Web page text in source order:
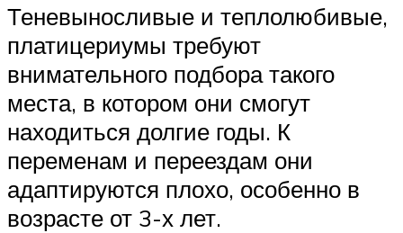
Теневыносливые и теплолюбивые,
платицериумы требуют
внимательного подбора такого
места, в котором они смогут
находиться долгие годы. К
переменам и переездам они
адаптируются плохо, особенно в
возрасте от 3-х лет.